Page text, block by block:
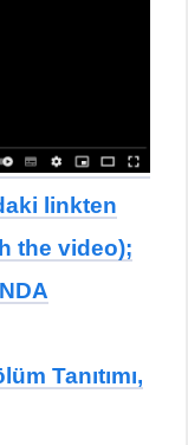
linkten
the video);
Tanıtımı,